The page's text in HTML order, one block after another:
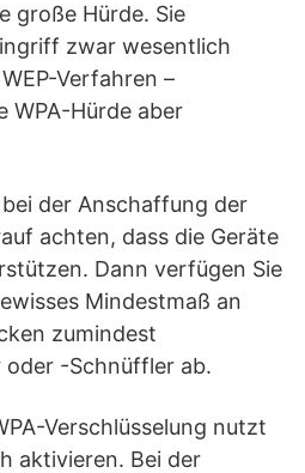
große Hürde. Sie
zwar wesentlich
Verfahren –
WPA-Hürde aber
der Anschaffung der
achten, dass die Geräte
Dann verfügen Sie
Mindestmaß an
zumindest
oder -Schnüffler ab.
Verschlüsselung nutzt
aktivieren. Bei der